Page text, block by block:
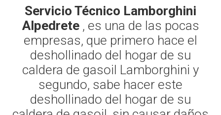
Servicio Técnico Lamborghini
Alpedrete , es una de las pocas
empresas, que primero hace el
deshollinado del hogar de su
caldera de gasoil Lamborghini y
segundo, sabe hacer este
deshollinado del hogar de su